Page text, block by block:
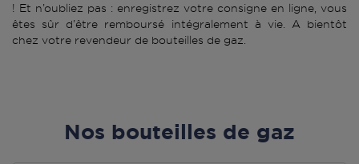
! Et n’oubliez pas : enregistrez votre consigne en ligne, vous
êtes sûr d’être remboursé intégralement à vie. A bientôt
chez votre revendeur de bouteilles de gaz.
Nos bouteilles de gaz